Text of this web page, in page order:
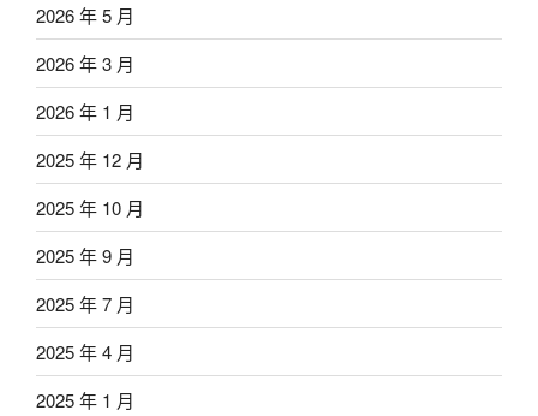
2026 年 5 月
2026 年 3 月
2026 年 1 月
2025 年 12 月
2025 年 10 月
2025 年 9 月
2025 年 7 月
2025 年 4 月
2025 年 1 月